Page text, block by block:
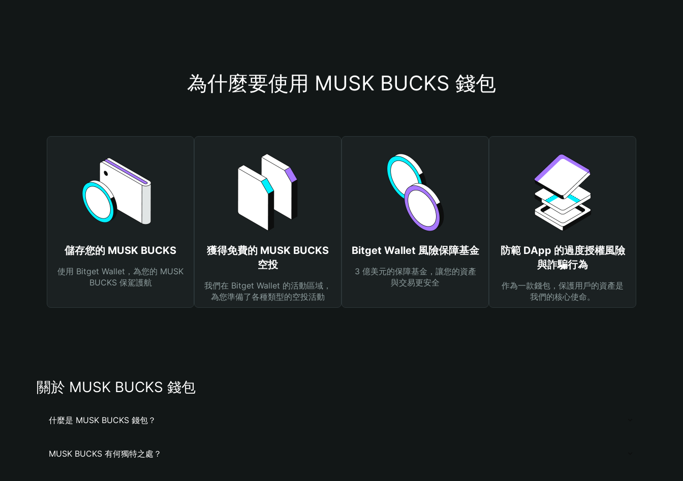
為什麼要使用 MUSK BUCKS 錢包
儲存您的 MUSK BUCKS
使用 Bitget Wallet，為您的 MUSK
BUCKS 保駕護航
獲得免費的 MUSK BUCKS
空投
我們在 Bitget Wallet 的活動區域，
為您準備了各種類型的空投活動
Bitget Wallet 風險保障基金
3 億美元的保障基金，讓您的資產
與交易更安全
防範 DApp 的過度授權風險
與詐騙行為
作為一款錢包，保護用戶的資產是
我們的核心使命。
關於 MUSK BUCKS 錢包
什麼是 MUSK BUCKS 錢包？
MUSK BUCKS 有何獨特之處？